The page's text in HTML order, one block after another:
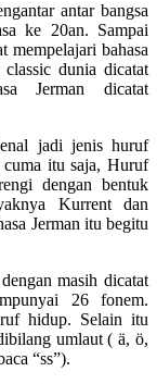
antar bangsa
ke 20an. Sampai
mempelajari bahasa
dunia dicatat
Jerman dicatat
jadi jenis huruf
itu saja, Huruf
dengan bentuk
Kurrent dan
Jerman itu begitu
masih dicatat
26 fonem.
hidup. Selain itu
umlaut ( ä, ö,
“ss”).